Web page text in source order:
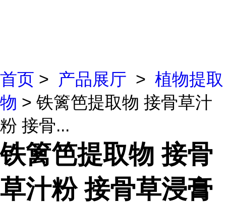
首页 > 产品展厅 > 植物提取
物 > 铁篱笆提取物 接骨草汁
粉 接骨...
铁篱笆提取物 接骨
草汁粉 接骨草浸膏